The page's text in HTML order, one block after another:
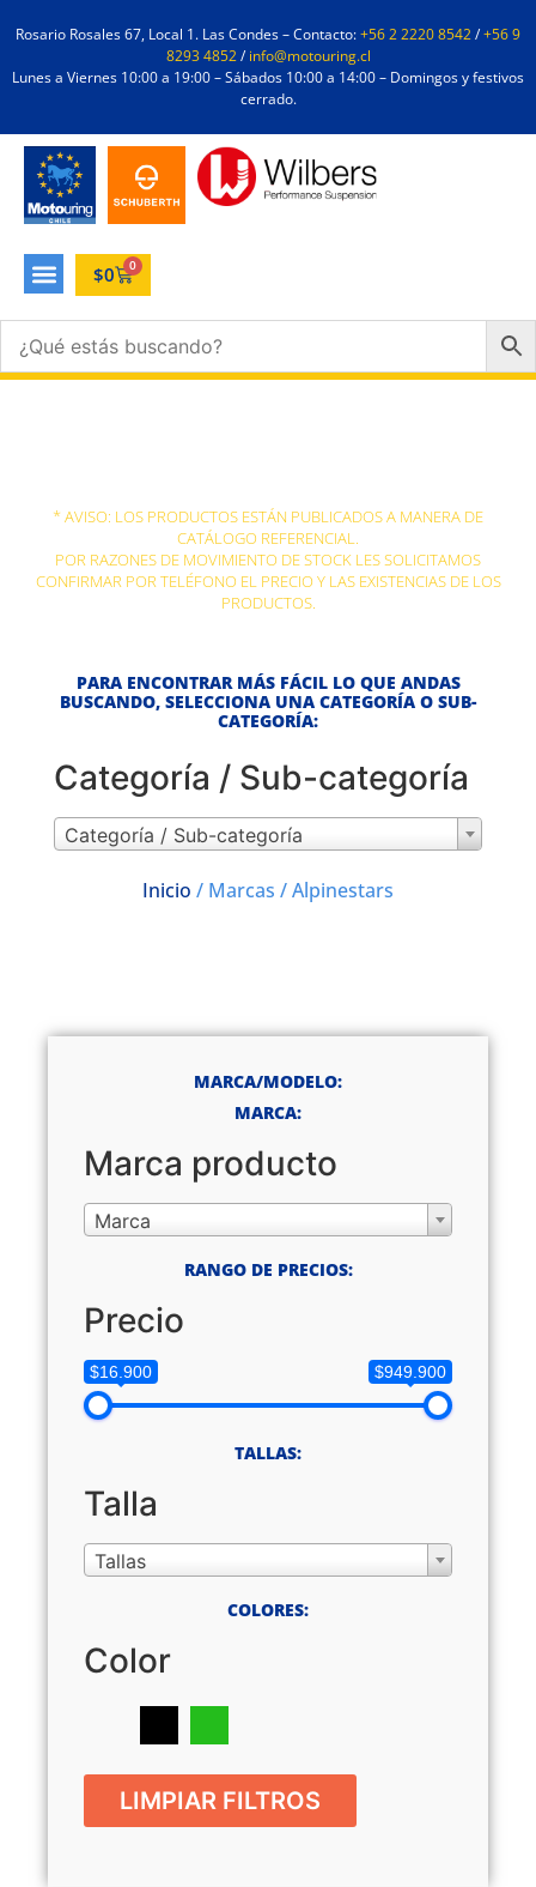
Rosario Rosales 67, Local 1. Las Condes – Contacto:+56 2 2220 8542/+56 9
8293 4852/info@motouring.cl
Lunes a Viernes 10:00 a 19:00 – Sábados 10:00 a 14:00 – Domingos y festivos
cerrado.
$0 0
* AVISO: LOS PRODUCTOS ESTÁN PUBLICADOS A MANERA DE
CATÁLOGO REFERENCIAL.
POR RAZONES DE MOVIMIENTO DE STOCK LES SOLICITAMOS
CONFIRMAR POR TELÉFONO EL PRECIO Y LAS EXISTENCIAS DE LOS
PRODUCTOS.
PARA ENCONTRAR MÁS FÁCIL LO QUE ANDAS
BUSCANDO, SELECCIONA UNA CATEGORÍA O SUB-
CATEGORÍA:
Categoría / Sub-categoría
Categoría / Sub-categoría
Inicio / Marcas / Alpinestars
MARCA/MODELO:
MARCA:
Marca producto
Marca
RANGO DE PRECIOS:
Precio
$16.900 $949.900
TALLAS:
Talla
Tallas
COLORES:
Color
LIMPIAR FILTROS